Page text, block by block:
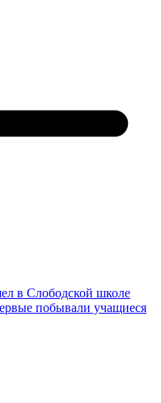
в Слободской школе
побывали учащиеся